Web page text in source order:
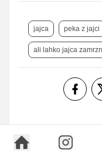
jajca peka z jajci
ali lahko jajca